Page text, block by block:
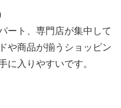
ート、専門店が集中して
や商品が揃うショッピン
に入りやすいです。